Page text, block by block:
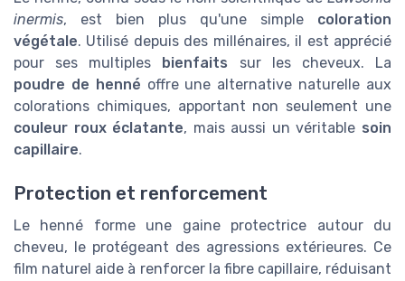
inermis, est bien plus qu'une simple coloration
végétale. Utilisé depuis des millénaires, il est apprécié
pour ses multiples bienfaits sur les cheveux. La
poudre de henné offre une alternative naturelle aux
colorations chimiques, apportant non seulement une
couleur roux éclatante, mais aussi un véritable soin
capillaire.
Protection et renforcement
Le henné forme une gaine protectrice autour du
cheveu, le protégeant des agressions extérieures. Ce
film naturel aide à renforcer la fibre capillaire, réduisant